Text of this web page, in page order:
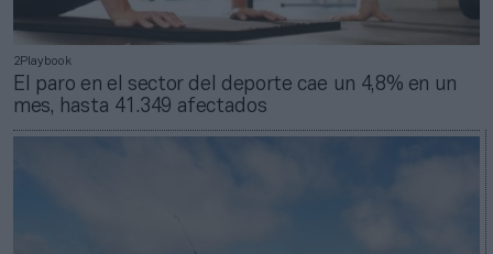
2Playbook
El paro en el sector del deporte cae un 4,8% en un
mes, hasta 41.349 afectados